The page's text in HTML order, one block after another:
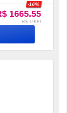
+ IP69 –
1665.55
-16%
R$ 1999